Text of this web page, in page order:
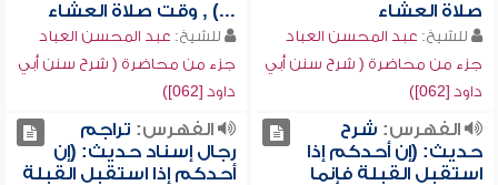
صلاة العشاء
للشيخ: عبد المحسن العباد
جزء من محاضرة ( شرح سنن أبي
داود [062])
...) , وقت صلاة العشاء
للشيخ: عبد المحسن العباد
جزء من محاضرة ( شرح سنن أبي
داود [062])
الفهرس: شرح
حديث: (إن أحدكم إذا
استقبل القبلة فإنما
الفهرس: تراجم
رجال إسناد حديث: (إن
أحدكم إذا استقبل القبلة